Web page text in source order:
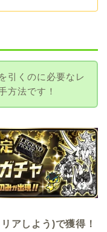
引くのに必要なレ
方法です！
アしよう)で獲得！